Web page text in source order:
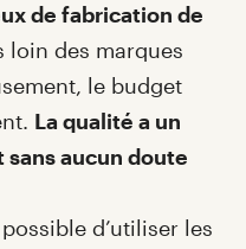
de fabrication de
loin des marques
le budget
La qualité a un
sans aucun doute
d’utiliser les